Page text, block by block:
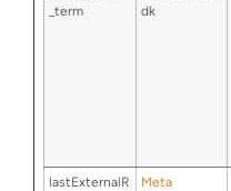
_term
dk
lastExternalR
Meta